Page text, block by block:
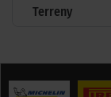
Terreny